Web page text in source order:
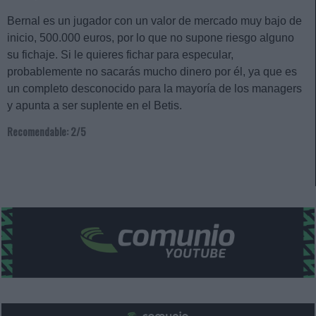
Bernal es un jugador con un valor de mercado muy bajo de
inicio, 500.000 euros, por lo que no supone riesgo alguno
su fichaje. Si le quieres fichar para especular,
probablemente no sacarás mucho dinero por él, ya que es
un completo desconocido para la mayoría de los managers
y apunta a ser suplente en el Betis.
Recomendable: 2/5